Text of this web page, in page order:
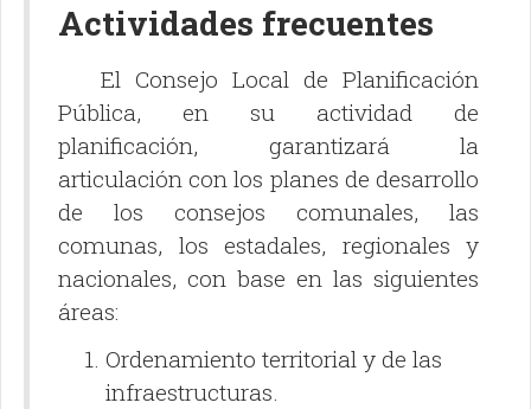
Actividades frecuentes
El Consejo Local de Planificación
Pública, en su actividad de
planificación, garantizará la
articulación con los planes de desarrollo
de los consejos comunales, las
comunas, los estadales, regionales y
nacionales, con base en las siguientes
áreas:
Ordenamiento territorial y de las
infraestructuras.